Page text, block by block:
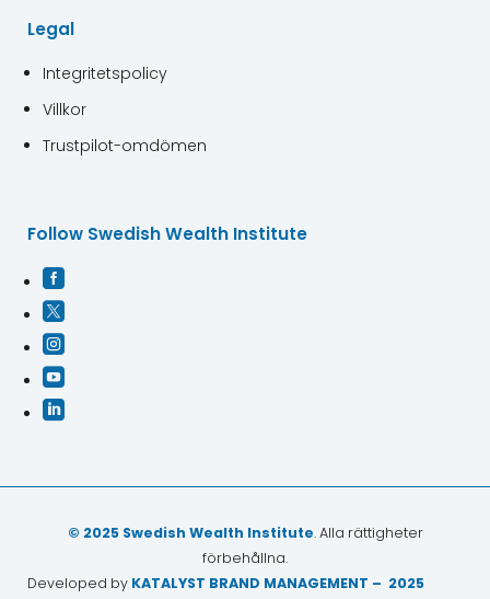
Legal
Integritetspolicy
Villkor
Trustpilot-omdömen
Follow Swedish Wealth Institute





© 2025 Swedish Wealth Institute. Alla rättigheter
förbehållna.
Developed by KATALYST BRAND MANAGEMENT – 2025